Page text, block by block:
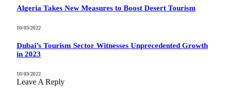
Algeria Takes New Measures to Boost Desert Tourism
10/03/2022
Dubai’s Tourism Sector Witnesses Unprecedented Growth
in 2023
10/03/2022
Leave A Reply